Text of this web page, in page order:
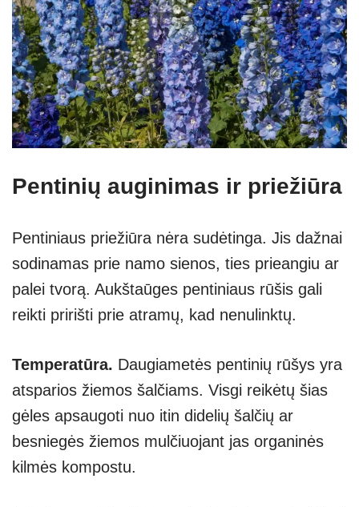
Pentinių auginimas ir priežiūra
Pentiniaus priežiūra nėra sudėtinga. Jis dažnai
sodinamas prie namo sienos, ties prieangiu ar
palei tvorą. Aukštaūges pentiniaus rūšis gali
reikti pririšti prie atramų, kad nenulinktų.
Temperatūra. Daugiametės pentinių rūšys yra
atsparios žiemos šalčiams. Visgi reikėtų šias
gėles apsaugoti nuo itin didelių šalčių ar
besniegės žiemos mulčiuojant jas organinės
kilmės kompostu.